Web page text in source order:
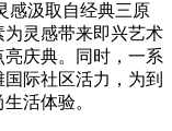
感汲取自经典三原
灵感带来即兴艺术
庆典。同时，一系
际社区活力，为到
活体验。